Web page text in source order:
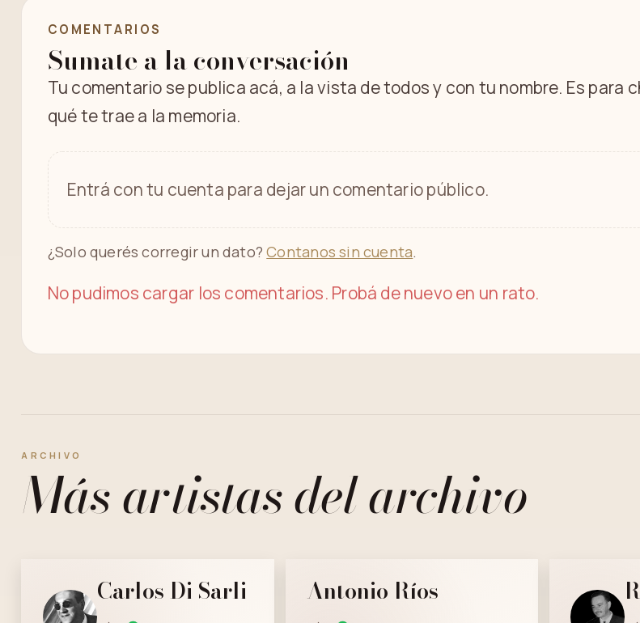
COMENTARIOS
Sumate a la conversación
Tu comentario se publica acá, a la vista de todos y con tu nombre. Es para
qué te trae a la memoria.
Entrá con tu cuenta para dejar un comentario público.
¿Solo querés corregir un dato?Contanos sin cuenta.
No pudimos cargar los comentarios. Probá de nuevo en un rato.
ARCHIVO
Más artistas del archivo
Carlos Di Sarli Antonio Ríos